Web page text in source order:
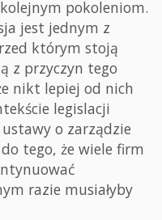
pokoleniom.
jest jednym z
którym stoją
z przyczyn tego
nikt lepiej od nich
legislacji
o zarządzie
tego, że wiele firm
razie musiałyby